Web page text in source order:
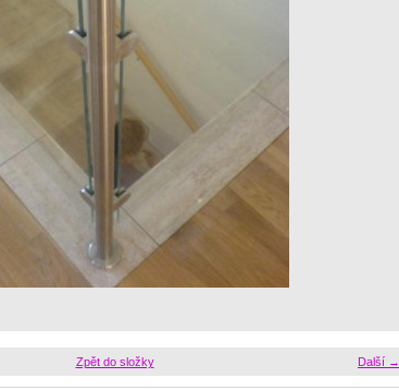
Další →
Zpět do složky